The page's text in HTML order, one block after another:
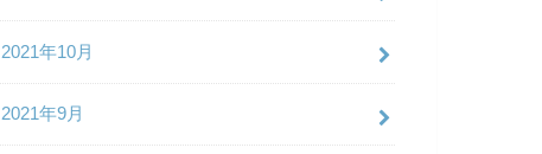
2021年10月
2021年9月